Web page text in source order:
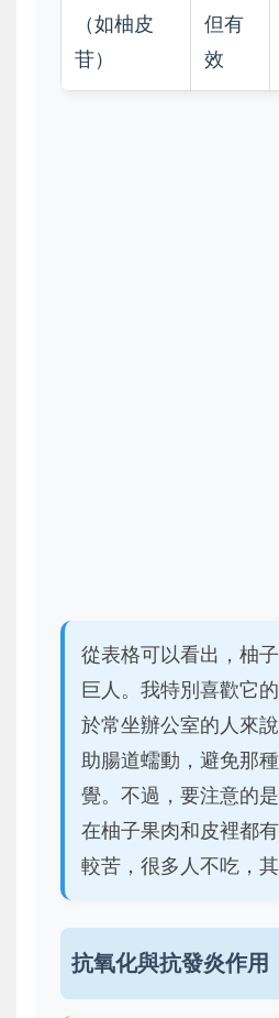
（如柚皮
苷）
但有
效
從表格可以看出，柚
巨人。我特別喜歡它
於常坐辦公室的人來
助腸道蠕動，避免那
覺。不過，要注意的
在柚子果肉和皮裡都
較苦，很多人不吃，其
抗氧化與抗發炎作用